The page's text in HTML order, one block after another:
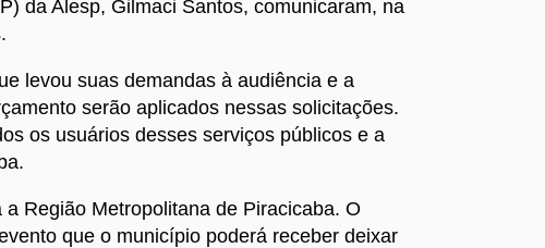
da Alesp, Gilmaci Santos, comunicaram, na
levou suas demandas à audiência e a
serão aplicados nessas solicitações.
os usuários desses serviços públicos e a
Região Metropolitana de Piracicaba. O
que o município poderá receber deixar